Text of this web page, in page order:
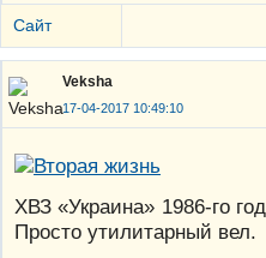
Сайт
Veksha
17-04-2017 10:49:10
ХВЗ «Украина» 1986-го
Просто утилитарный вел.